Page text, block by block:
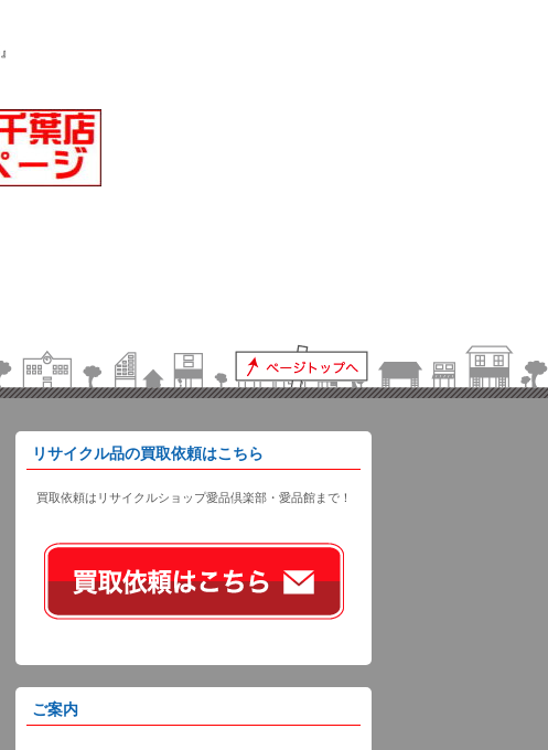
リサイクル品の買取依頼はこちら
買取依頼はリサイクルショップ愛品倶楽部・愛品館まで！
ご案内